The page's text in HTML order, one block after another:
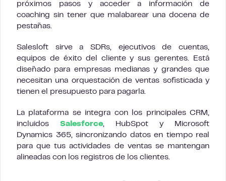
próximos pasos y acceder a información de
coaching sin tener que malabarear una docena de
pestañas.
Salesloft sirve a SDRs, ejecutivos de cuentas,
equipos de éxito del cliente y sus gerentes. Está
diseñado para empresas medianas y grandes que
necesitan una orquestación de ventas sofisticada y
tienen el presupuesto para pagarla.
La plataforma se integra con los principales CRM,
incluidos Salesforce, HubSpot y Microsoft
Dynamics 365, sincronizando datos en tiempo real
para que tus actividades de ventas se mantengan
alineadas con los registros de los clientes.